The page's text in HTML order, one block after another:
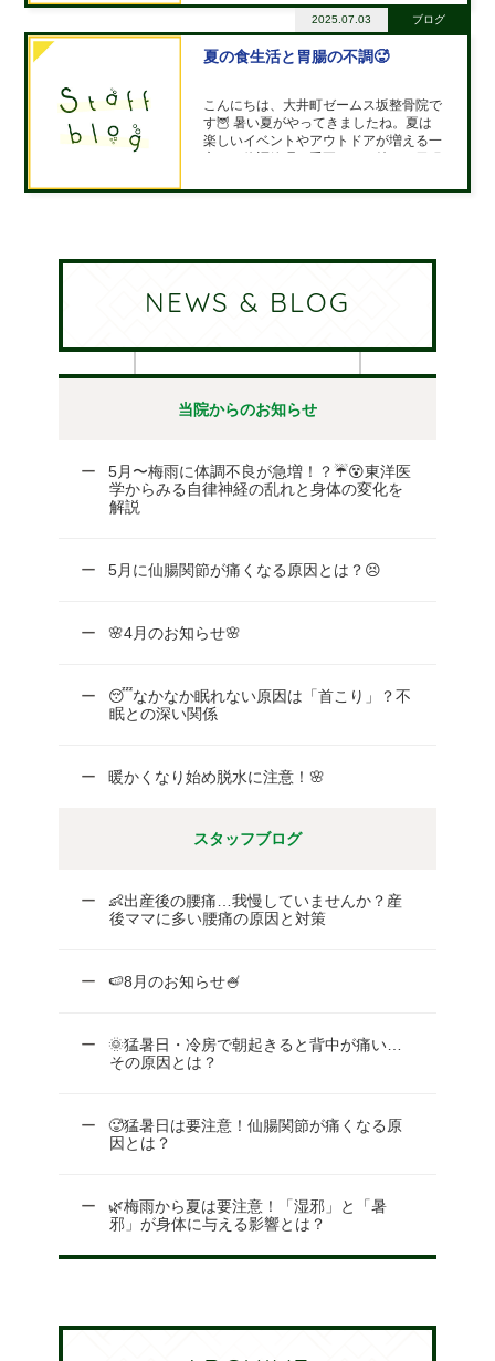
る体の冷え：冷房の風を長時間浴びる
と、体の表面だけでなく内臓も冷えてし
まいます🧊。特に、腹部や手足の末端部
分
2025.07.03 ブログ
夏の食生活と胃腸の不調🥵
こんにちは、大井町ゼームス坂整骨院で
す🦉 暑い夏がやってきましたね。夏は
楽しいイベントやアウトドアが増える一
ひとつです。今回は、「夏の食生活と胃
NEWS & BLOG
当院からのお知らせ
5月〜梅雨に体調不良が急増！？☔😵東洋医
学からみる自律神経の乱れと身体の変化を
解説
5月に仙腸関節が痛くなる原因とは？😣
🌸4月のお知らせ🌸
😴なかなか眠れない原因は「首こり」？不
眠との深い関係
暖かくなり始め脱水に注意！🌸
スタッフブログ
👶出産後の腰痛…我慢していませんか？産
後ママに多い腰痛の原因と対策
🍉8月のお知らせ🍧
🌞猛暑日・冷房で朝起きると背中が痛い…
その原因とは？
🥵猛暑日は要注意！仙腸関節が痛くなる原
因とは？
🌿梅雨から夏は要注意！「湿邪」と「暑
邪」が身体に与える影響とは？